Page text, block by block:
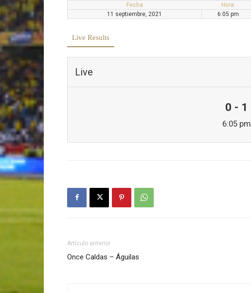
Fecha Hora
11 septiembre, 2021
6:05 pm
Live Results
Live
0 - 1
6:05 pm
Artículo anterior
Once Caldas – Águilas